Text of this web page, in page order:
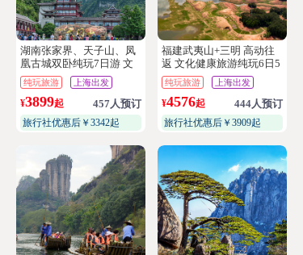
湖南张家界、天子山、凤
凰古城双卧纯玩7日游 文
化健康旅游
纯玩旅游 上海出发
¥3899起 457人预订
旅行社优惠后￥3342起
福建武夷山+三明 高动往
返 文化健康旅游纯玩6日5
晚
纯玩旅游 上海出发
¥4576起 444人预订
旅行社优惠后￥3909起